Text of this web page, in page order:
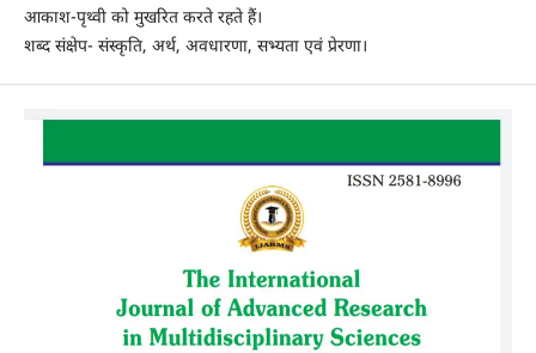
आकाश-पृथ्वी को मुखरित करते रहते हैं।
शब्द संक्षेप- संस्कृति, अर्थ, अवधारणा, सभ्यता एवं प्रेरणा।